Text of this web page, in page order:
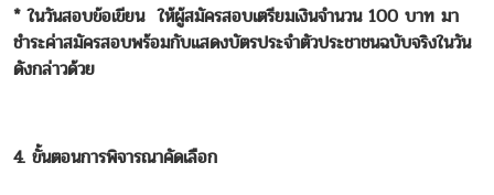
* ในวันสอบข้อเขียน ให้ผู้สมัครสอบเตรียมเงินจำนวน 100 บาท มา
ชำระค่าสมัครสอบพร้อมกับแสดงบัตรประจำตัวประชาชนฉบับจริงในวัน
ดังกล่าวด้วย
4. ขั้นตอนการพิจารณาคัดเลือก